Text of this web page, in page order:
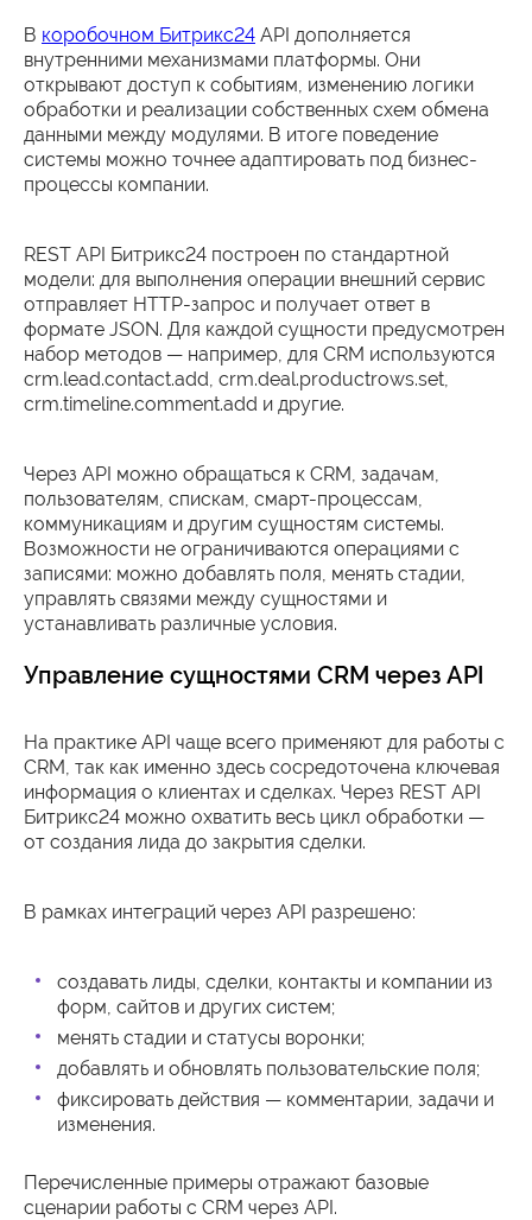
В коробочном Битрикс24 API дополняется
внутренними механизмами платформы. Они
открывают доступ к событиям, изменению логики
обработки и реализации собственных схем обмена
данными между модулями. В итоге поведение
системы можно точнее адаптировать под бизнес-
процессы компании.
REST API Битрикс24 построен по стандартной
модели: для выполнения операции внешний сервис
отправляет HTTP-запрос и получает ответ в
формате JSON. Для каждой сущности предусмотрен
набор методов — например, для CRM используются
crm.lead.contact.add, crm.deal.productrows.set,
crm.timeline.comment.add и другие.
Через API можно обращаться к CRM, задачам,
пользователям, спискам, смарт-процессам,
коммуникациям и другим сущностям системы.
Возможности не ограничиваются операциями с
записями: можно добавлять поля, менять стадии,
управлять связями между сущностями и
устанавливать различные условия.
Управление сущностями CRM через API
На практике API чаще всего применяют для работы с
CRM, так как именно здесь сосредоточена ключевая
информация о клиентах и сделках. Через REST API
Битрикс24 можно охватить весь цикл обработки —
от создания лида до закрытия сделки.
В рамках интеграций через API разрешено:
создавать лиды, сделки, контакты и компании из
форм, сайтов и других систем;
менять стадии и статусы воронки;
добавлять и обновлять пользовательские поля;
фиксировать действия — комментарии, задачи и
изменения.
Перечисленные примеры отражают базовые
сценарии работы с CRM через API.